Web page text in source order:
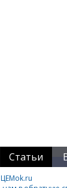
Статьи
ЦЕМok.ru